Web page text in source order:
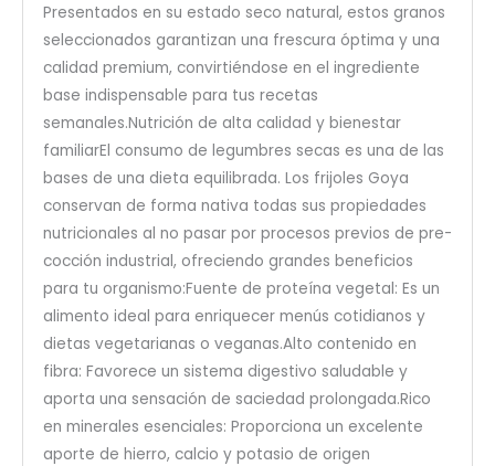
Presentados en su estado seco natural, estos granos
seleccionados garantizan una frescura óptima y una
calidad premium, convirtiéndose en el ingrediente
base indispensable para tus recetas
semanales.Nutrición de alta calidad y bienestar
familiarEl consumo de legumbres secas es una de las
bases de una dieta equilibrada. Los frijoles Goya
conservan de forma nativa todas sus propiedades
nutricionales al no pasar por procesos previos de pre-
cocción industrial, ofreciendo grandes beneficios
para tu organismo:Fuente de proteína vegetal: Es un
alimento ideal para enriquecer menús cotidianos y
dietas vegetarianas o veganas.Alto contenido en
fibra: Favorece un sistema digestivo saludable y
aporta una sensación de saciedad prolongada.Rico
en minerales esenciales: Proporciona un excelente
aporte de hierro, calcio y potasio de origen